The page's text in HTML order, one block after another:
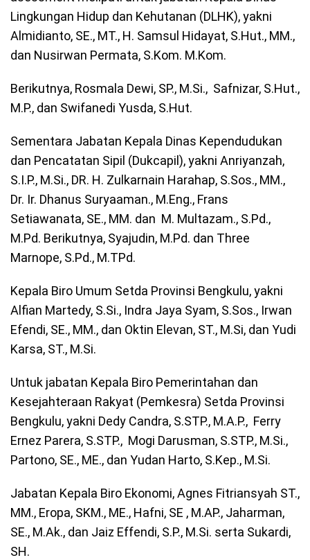
Lingkungan Hidup dan Kehutanan (DLHK), yakni
Almidianto, SE., MT., H. Samsul Hidayat, S.Hut., MM.,
dan Nusirwan Permata, S.Kom. M.Kom.
Berikutnya, Rosmala Dewi, SP., M.Si., Safnizar, S.Hut.,
M.P., dan Swifanedi Yusda, S.Hut.
Sementara Jabatan Kepala Dinas Kependudukan
dan Pencatatan Sipil (Dukcapil), yakni Anriyanzah,
S.I.P., M.Si., DR. H. Zulkarnain Harahap, S.Sos., MM.,
Dr. Ir. Dhanus Suryaaman., M.Eng., Frans
Setiawanata, SE., MM. dan M. Multazam., S.Pd.,
M.Pd. Berikutnya, Syajudin, M.Pd. dan Three
Marnope, S.Pd., M.TPd.
Kepala Biro Umum Setda Provinsi Bengkulu, yakni
Alfian Martedy, S.Si., Indra Jaya Syam, S.Sos., Irwan
Efendi, SE., MM., dan Oktin Elevan, ST., M.Si, dan Yudi
Karsa, ST., M.Si.
Untuk jabatan Kepala Biro Pemerintahan dan
Kesejahteraan Rakyat (Pemkesra) Setda Provinsi
Bengkulu, yakni Dedy Candra, S.STP., M.A.P., Ferry
Ernez Parera, S.STP., Mogi Darusman, S.STP., M.Si.,
Partono, SE., ME., dan Yudan Harto, S.Kep., M.Si.
Jabatan Kepala Biro Ekonomi, Agnes Fitriansyah ST.,
MM., Eropa, SKM., ME., Hafni, SE , M.AP., Jaharman,
SE., M.Ak., dan Jaiz Effendi, S.P., M.Si. serta Sukardi,
SH.